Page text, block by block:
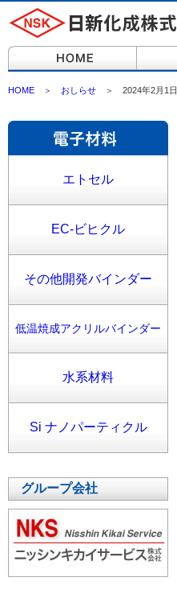
HOME ＞ おしらせ ＞ 2024年2月1日
エトセル
EC-ビヒクル
その他開発バインダー
低温焼成アクリルバインダー
水系材料
Si ナノパーティクル
グループ会社